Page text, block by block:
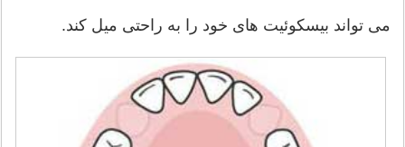
می تواند بیسکوئیت های خود را به راحتی میل کند.